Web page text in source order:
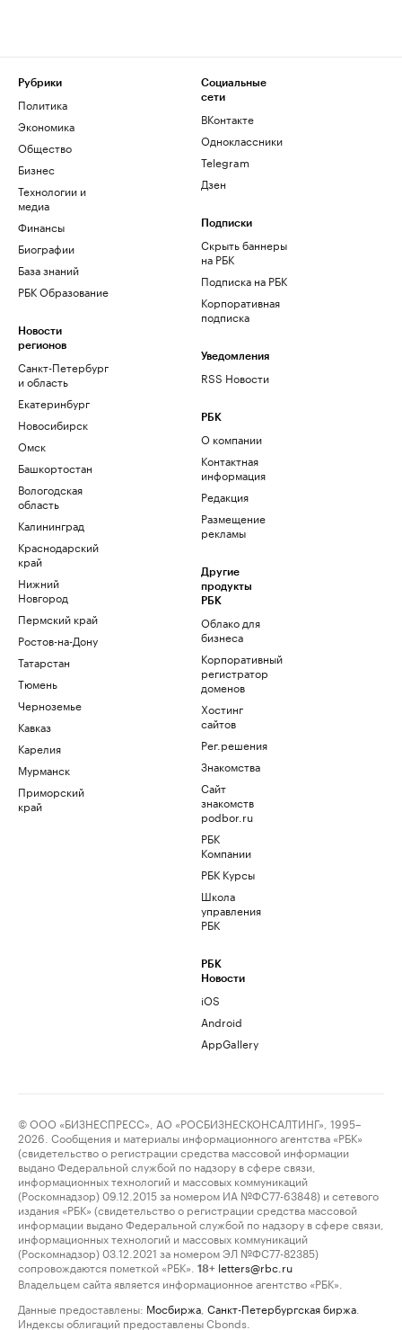
Рубрики
Политика
Экономика
Общество
Бизнес
Технологии и
медиа
Финансы
Биографии
База знаний
РБК Образование
Новости
регионов
Санкт-Петербург
и область
Екатеринбург
Новосибирск
Омск
Башкортостан
Вологодская
область
Калининград
Краснодарский
край
Нижний
Новгород
Пермский край
Ростов-на-Дону
Татарстан
Тюмень
Черноземье
Кавказ
Карелия
Мурманск
Приморский
край
Социальные
сети
ВКонтакте
Одноклассники
Telegram
Дзен
Подписки
Скрыть баннеры
на РБК
Подписка на РБК
Корпоративная
подписка
Уведомления
RSS Новости
РБК
О компании
Контактная
информация
Редакция
Размещение
рекламы
Другие
продукты
РБК
Облако для
бизнеса
Корпоративный
регистратор
доменов
Хостинг
сайтов
Рег.решения
Знакомства
Сайт
знакомств
podbor.ru
РБК
Компании
РБК Курсы
Школа
управления
РБК
РБК
Новости
iOS
Android
AppGallery
© ООО «БИЗНЕСПРЕСС», АО «РОСБИЗНЕСКОНСАЛТИНГ», 1995–
2026. Сообщения и материалы информационного агентства «РБК»
(свидетельство о регистрации средства массовой информации
выдано Федеральной службой по надзору в сфере связи,
информационных технологий и массовых коммуникаций
(Роскомнадзор) 09.12.2015 за номером ИА №ФС77-63848) и сетевого
издания «РБК» (свидетельство о регистрации средства массовой
информации выдано Федеральной службой по надзору в сфере связи,
информационных технологий и массовых коммуникаций
(Роскомнадзор) 03.12.2021 за номером ЭЛ №ФС77-82385)
сопровождаются пометкой «РБК».
18+ letters@rbc.ru
Владельцем сайта является информационное агентство «РБК».
Данные предоставлены: Мосбиржа Санкт-Петербургская биржа
Индексы облигаций предоставлены Cbonds.